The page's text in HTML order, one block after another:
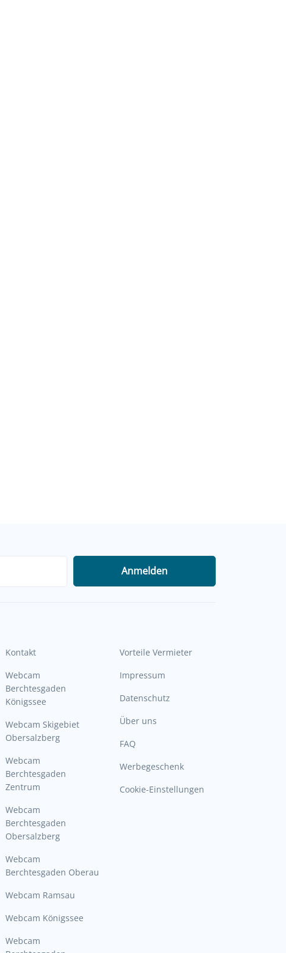
Anmelden
Kontakt
Webcam
Berchtesgaden
Königssee
Webcam Skigebiet
Obersalzberg
Webcam
Berchtesgaden
Zentrum
Webcam
Berchtesgaden
Obersalzberg
Webcam
Berchtesgaden Oberau
Webcam Ramsau
Webcam Königssee
Webcam
Vorteile Vermieter
Impressum
Datenschutz
Über uns
FAQ
Werbegeschenk
Cookie-Einstellungen